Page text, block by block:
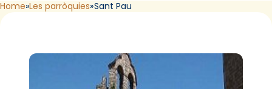
Home Les parròquies Sant Pau